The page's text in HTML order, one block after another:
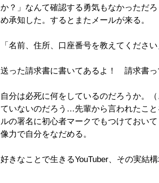
か？」なんて確認する勇気もなかっただ
め承知した。するとまたメールが来る。
「名前、住所、口座番号を教えてください
送った請求書に書いてあるよ！ 請求書っ
自分は必死に何をしているのだろうか。
ていないのだろう…先輩から言われたこ
ルの署名に初心者マークでもつけておい
像力で自分をなだめる。
好きなことで生きるYouTuber、その実結構